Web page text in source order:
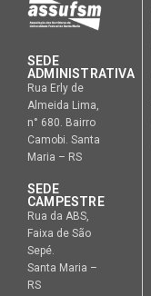
SEDE
ADMINISTRATIVA
Rua Erly de
Almeida Lima,
n° 680. Bairro
Camobi. Santa
Maria – RS
SEDE
CAMPESTRE
Rua da ABS,
Faixa de São
Sepé.
Santa Maria –
RS